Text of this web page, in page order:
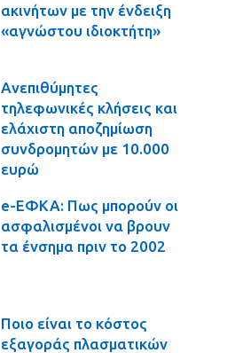
ακινήτων με την ένδειξη
«αγνώστου ιδιοκτήτη»
Ανεπιθύμητες
τηλεφωνικές κλήσεις και
ελάχιστη αποζημίωση
συνδρομητών με 10.000
ευρώ
e-ΕΦΚΑ: Πως μπορούν οι
ασφαλισμένοι να βρουν
τα ένσημα πριν το 2002
Ποιο είναι το κόστος
εξαγοράς πλασματικών